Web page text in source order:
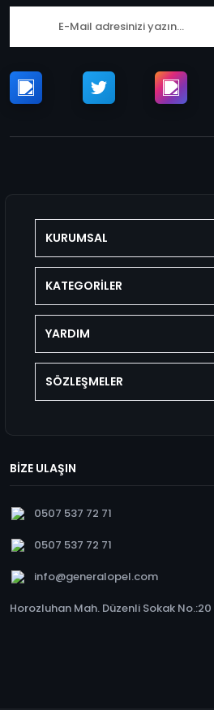
KURUMSAL
KATEGORİLER
YARDIM
SÖZLEŞMELER
BİZE ULAŞIN
0507 537 72 71
0507 537 72 71
info@generalopel.com
Horozluhan Mah. Düzenli Sokak